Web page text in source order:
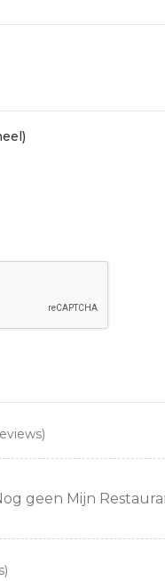
)
geen Mijn
)